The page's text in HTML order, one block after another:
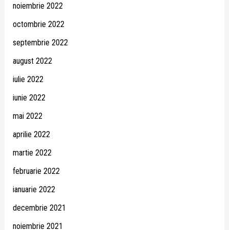
noiembrie 2022
octombrie 2022
septembrie 2022
august 2022
iulie 2022
iunie 2022
mai 2022
aprilie 2022
martie 2022
februarie 2022
ianuarie 2022
decembrie 2021
noiembrie 2021